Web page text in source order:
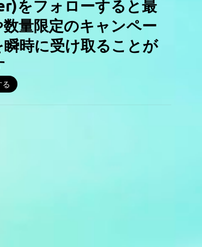
をフォローすると最
数量限定のキャンペー
瞬時に受け取ることが